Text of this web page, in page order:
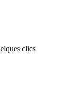
clics